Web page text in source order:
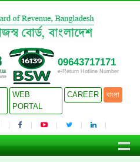
09643717171
e-Return Hotline Number
WEB
PORTAL
CAREER বাংলা